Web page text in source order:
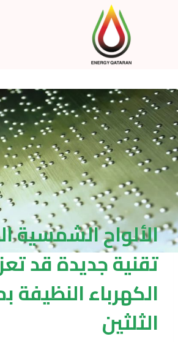
الألواح الشمسية
تقنية جديدة قد
الكهرباء النظيفة
الثلثين